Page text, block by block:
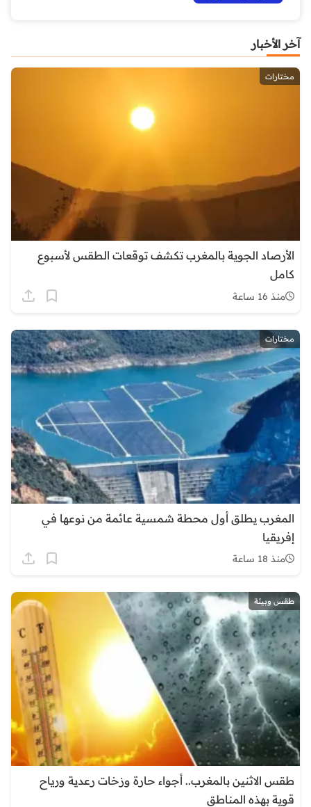
آخر الأخبار
مختارات
الأرصاد الجوية بالمغرب تكشف توقعات الطقس لأسبوع
كامل
منذ 16 ساعة
مختارات
المغرب يطلق أول محطة شمسية عائمة من نوعها في
إفريقيا
منذ 18 ساعة
طقس وبيئة
طقس الاثنين بالمغرب.. أجواء حارة وزخات رعدية ورياح
قوية بهذه المناطق